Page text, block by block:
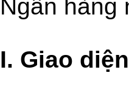
Ngân hàng
I. Giao